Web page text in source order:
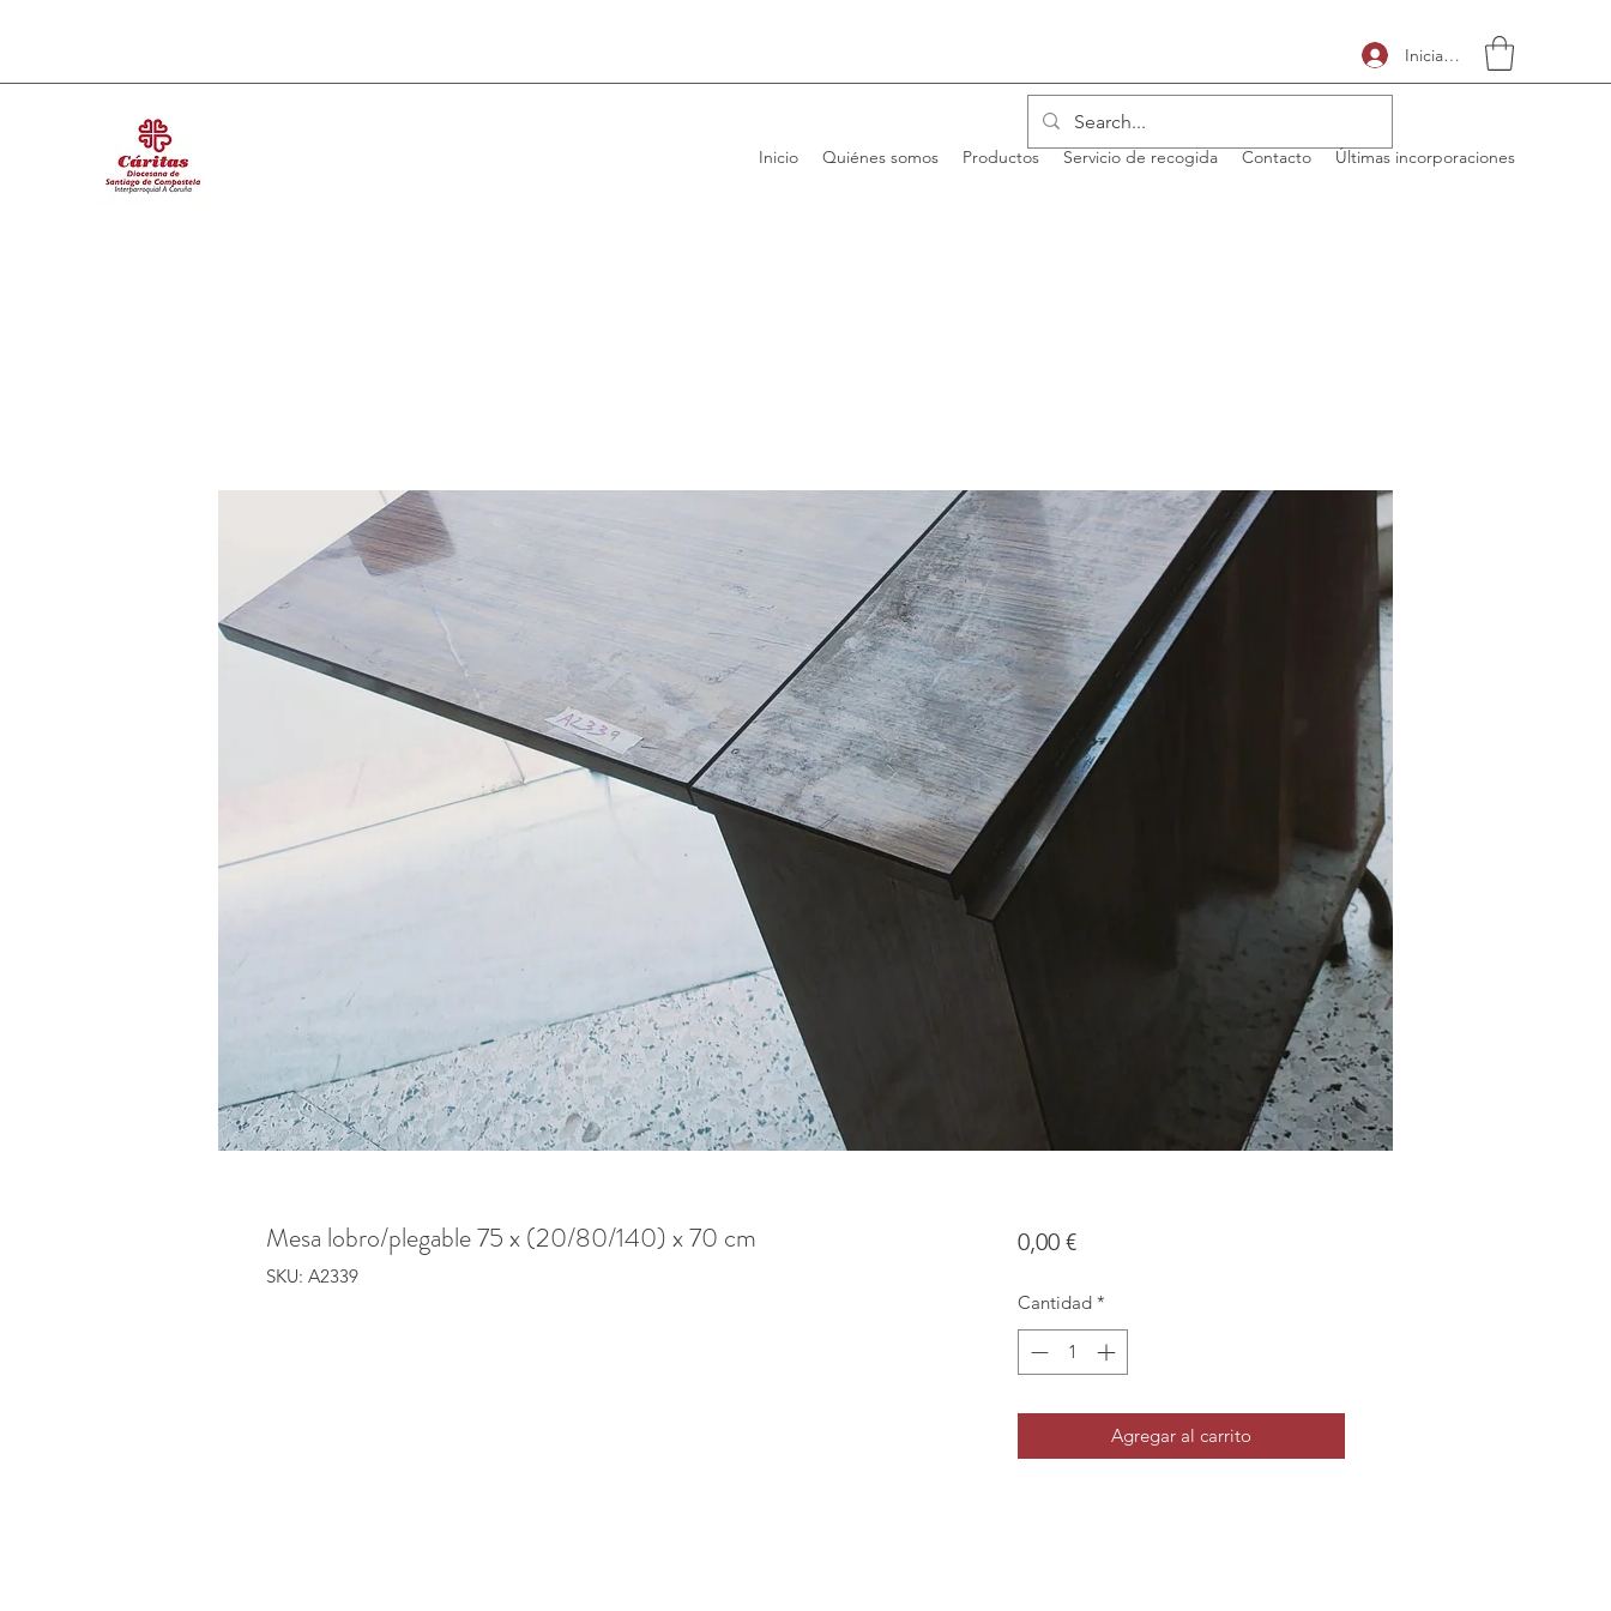
Iniciar sesión
Inicio Quiénes somos Productos Servicio de recogida Contacto Últimas incorporaciones
Mesa lobro/plegable 75 x (20/80/140) x 70 cm
SKU: A2339
0,00 €Precio
Cantidad *
Agregar al carrito